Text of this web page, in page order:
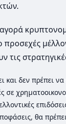
προσεχές
τις
και δεν πρέπει
σε
θα